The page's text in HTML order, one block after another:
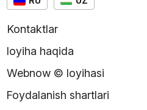
Kontaktlar
loyiha haqida
Webnow © loyihasi
Foydalanish shartlari